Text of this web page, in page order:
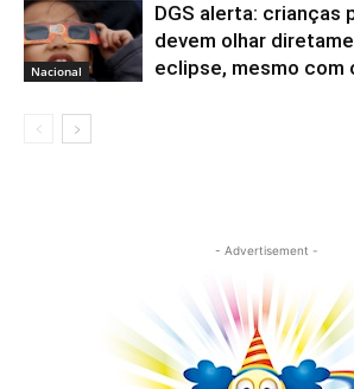
Nacional
DGS alerta: crianças
devem olhar
eclipse, mesmo com
- Advertisement -